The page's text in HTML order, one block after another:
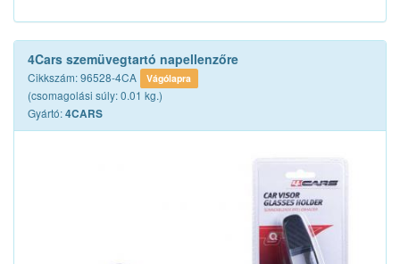
4Cars szemüvegtartó napellenzőre
Cikkszám: 96528-4CA Vágólapra
(csomagolási súly: 0.01 kg.)
Gyártó:4CARS